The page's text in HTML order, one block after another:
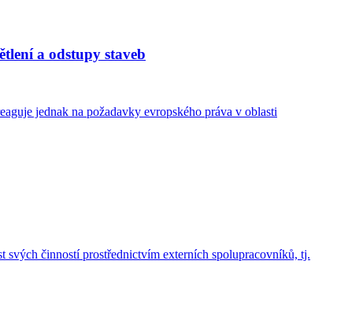
a odstupy staveb
jednak na požadavky evropského práva v oblasti
svých činností prostřednictvím externích spolupracovníků, tj.